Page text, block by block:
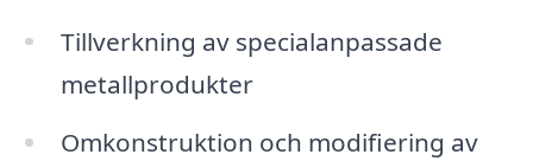
Tillverkning av specialanpassade
metallprodukter
Omkonstruktion och modifiering av